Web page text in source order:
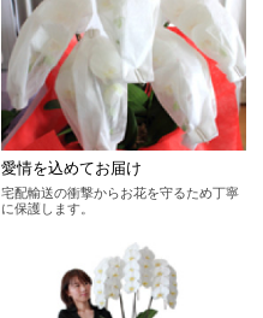
愛情を込めてお届け
宅配輸送の衝撃からお花を守るため丁寧
に保護します。